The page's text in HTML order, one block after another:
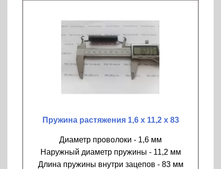
Пружина растяжения 1,6 х 11,2 х 83
Диаметр проволоки - 1,6 мм
Наружный диаметр пружины - 11,2 мм
Длина пружины внутри зацепов - 83 мм